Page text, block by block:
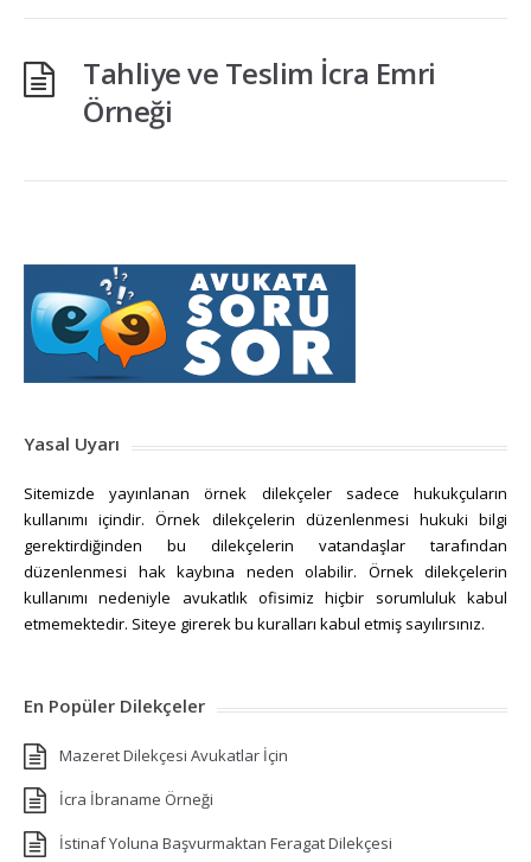
Tahliye ve Teslim İcra Emri
Örneği
Yasal Uyarı
Sitemizde yayınlanan örnek dilekçeler sadece hukukçuların
kullanımı içindir. Örnek dilekçelerin düzenlenmesi hukuki bilgi
gerektirdiğinden bu dilekçelerin vatandaşlar tarafından
düzenlenmesi hak kaybına neden olabilir. Örnek dilekçelerin
kullanımı nedeniyle avukatlık ofisimiz hiçbir sorumluluk kabul
etmemektedir. Siteye girerek bu kuralları kabul etmiş sayılırsınız.
En Popüler Dilekçeler
Mazeret Dilekçesi Avukatlar İçin
İcra İbraname Örneği
İstinaf Yoluna Başvurmaktan Feragat Dilekçesi